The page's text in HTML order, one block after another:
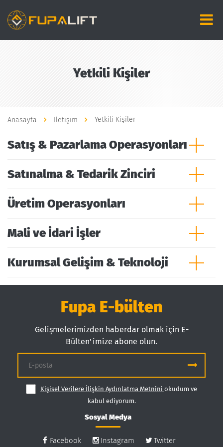
Yetkili Kişiler
Anasayfa İletişim Yetkili Kişiler
Satış & Pazarlama Operasyonları
Satınalma & Tedarik Zinciri
Üretim Operasyonları
Mali ve İdari İşler
Kurumsal Gelişim & Teknoloji
Fupa E-bülten
Gelişmelerimizden haberdar olmak için E-
Bülten'imize abone olun.
Kişisel Verilere İlişkin Aydınlatma Metnini okudum ve
kabul ediyorum.
Sosyal Medya
Facebook Instagram Twitter